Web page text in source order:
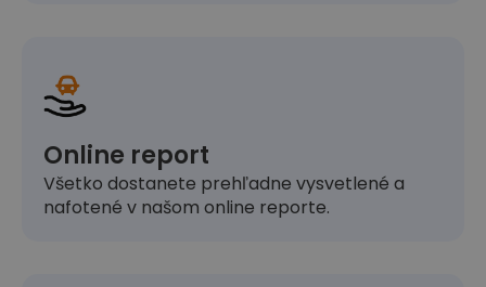
Online report
Všetko dostanete prehľadne vysvetlené a
nafotené v našom online reporte.